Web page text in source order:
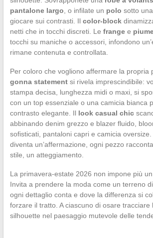
pantalone largo , o infilate un polo sotto
giocare sui contrasti. Il color-block
netti che in tocchi discreti. Le frangee
tocchi su maniche o accessori, infondono
rimane contenuta e controllata.
Per coloro che vogliono affermare la propria
gonna statementsi rivela imprescindibile:
stampa decisa, lunghezza midi o maxi, si
con un top essenziale o una camicia bianca
contrasto elegante. Il look casual chic
abbinando denim grezzo e blazer fluido,
sofisticati, pantaloni capri e camicia
diventa un’affermazione, ogni pezzo
stile, un atteggiamento.
La primavera-estate 2026 non impone più un
Invita a prendere la moda come un terreno
ogni dettaglio conta e dove la differenza si
forzare il tratto. A ciascuno di osare tracciare
silhouette nel paesaggio mutevole delle